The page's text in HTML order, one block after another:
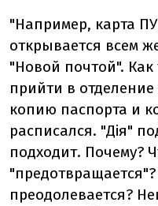
"Например, карта
открывается всем
"Новой почтой". Как
прийти в
копию паспорта и
расписался. "Дія"
подходит. Почему?
преодолевается?